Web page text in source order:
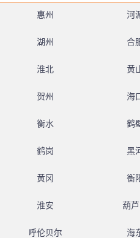
惠州 河
湖州 合
淮北 黄
贺州 海
衡水 鹤
鹤岗 黑
黄冈 衡
淮安 葫
呼伦贝尔 海